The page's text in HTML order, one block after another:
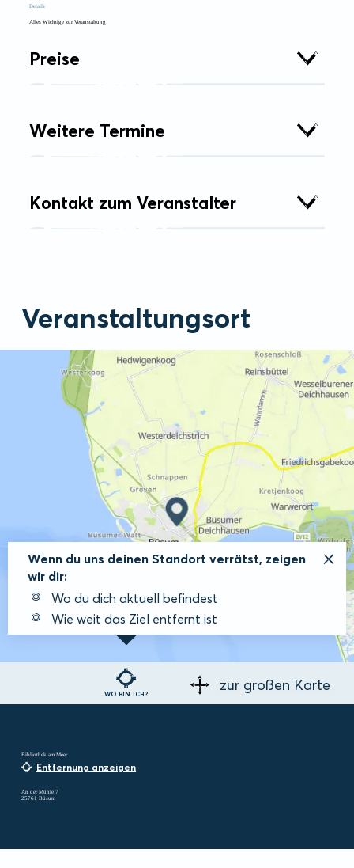
Details
Alles Wichtige zur Veranstaltung
Preise
Weitere Termine
Kontakt zum Veranstalter
Veranstaltungsort
WO BIN ICH?
Wenn du uns deinen Standort verrätst, zeigen
wir dir:
Wo du dich aktuell befindest
Wie weit das Ziel entfernt ist
zur großen Karte
Bibliothek am Meer
Entfernung anzeigen
An der Mühle 7
25761 Büsum